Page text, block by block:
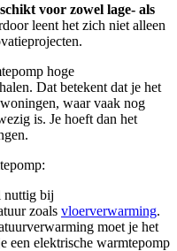
voor zowel lage- als
leent het zich niet alleen
hoge
Dat betekent dat je het
waar vaak nog
is. Je hoeft dan het
nuttig bij
zoals vloerverwarming.
moet je het
een elektrische warmtepomp